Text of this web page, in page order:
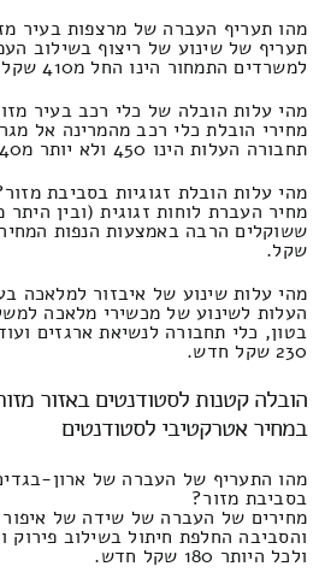
מהו תעריף העברה של מרצפות בעיר
תעריף של שינוע של ריצוף בשילוב
למשרדים התמחור הינו החל מ410 שקל חדש.
מהי עלות הובלה של כלי רכב בעיר
מחירי הובלת כלי רכב מהמרינה אל
תחבורה העלות הינו 450 ולא יותר מ240 שקלים חדשים.
מהי עלות הובלת זגוגיות בסביבת
מחיר העברת לוחות זגוגית (ובין
שקל.
מהי עלות שינוע של איבזור למלאכה
230 שקל חדש.
הובלה קטנות לסטודנטים באזור
במחיר אטרקטיבי לסטודנטים
מהו התעריף של העברה של ארון-
בסביבת מזור?
מחירים של העברה של שידה של
ולכל היותר 180 שקל חדש.